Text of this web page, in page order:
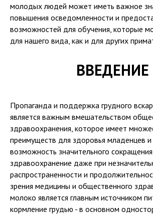
молодых людей может иметь важное
повышения осведомленности и
возможностей для обучения, которые
для нашего вида, как и для других
ВВЕДЕНИЕ
Пропаганда и поддержка грудного
является важным вмешательством
здравоохранения, которое имеет
преимуществ для здоровья младенцев
возможность значительного
здравоохранение даже при
распространенности и
зрения медицины и общественного
молоко является главным источником
кормление грудью - в основном